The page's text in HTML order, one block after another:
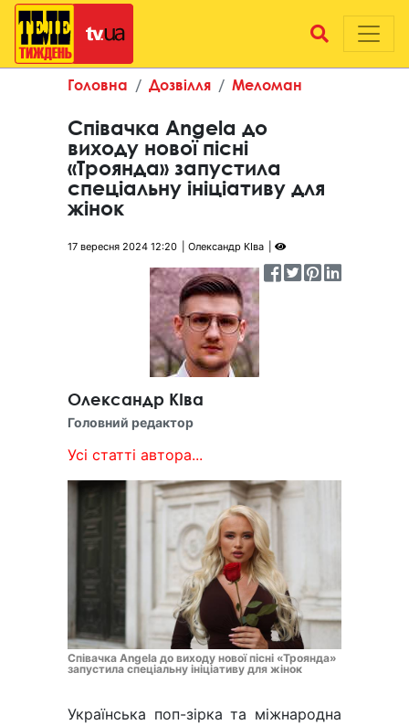
Головна Дозвілля Меломан
Співачка Angela до
виходу нової пісні
«Троянда» запустила
спеціальну ініціативу для
жінок
17 вересня 2024 12:20 Олександр КІва
Олександр КІва
Головний редактор
Усі статті автора...
Співачка Angela до виходу нової пісні «Троянда»
запустила спеціальну ініціативу для жінок
Українська поп-зірка та міжнародна